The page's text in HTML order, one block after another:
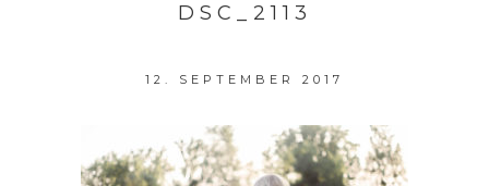
DSC_2113
12. SEPTEMBER 2017